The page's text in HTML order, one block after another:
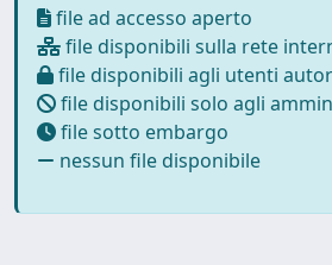
file ad accesso aperto
file disponibili sulla rete
file disponibili agli utenti
file disponibili solo agli
file sotto embargo
nessun file disponibile